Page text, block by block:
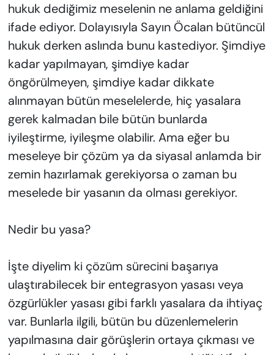
hukuk dediğimiz meselenin ne anlama geldiğini
ifade ediyor. Dolayısıyla Sayın Öcalan bütüncül
hukuk derken aslında bunu kastediyor. Şimdiye
kadar yapılmayan, şimdiye kadar
öngörülmeyen, şimdiye kadar dikkate
alınmayan bütün meselelerde, hiç yasalara
gerek kalmadan bile bütün bunlarda
iyileştirme, iyileşme olabilir. Ama eğer bu
meseleye bir çözüm ya da siyasal anlamda bir
zemin hazırlamak gerekiyorsa o zaman bu
meselede bir yasanın da olması gerekiyor.
Nedir bu yasa?
İşte diyelim ki çözüm sürecini başarıya
ulaştırabilecek bir entegrasyon yasası veya
özgürlükler yasası gibi farklı yasalara da ihtiyaç
var. Bunlarla ilgili, bütün bu düzenlemelerin
yapılmasına dair görüşlerin ortaya çıkması ve